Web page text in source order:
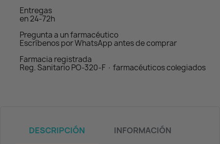
Entregas
en 24-72h
Pregunta a un farmacéutico
Escríbenos por WhatsApp antes de comprar
Farmacia registrada
Reg. Sanitario PO-320-F · farmacéuticos colegiados
DESCRIPCIÓN INFORMACIÓN